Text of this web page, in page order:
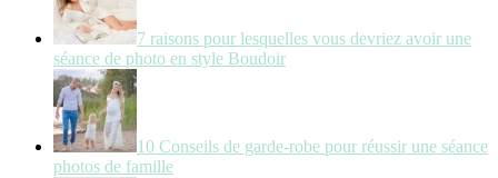
7 raisons pour lesquelles vous devriez avoir une
séance de photo en style Boudoir
10 Conseils de garde-robe pour réussir une séance
photos de famille